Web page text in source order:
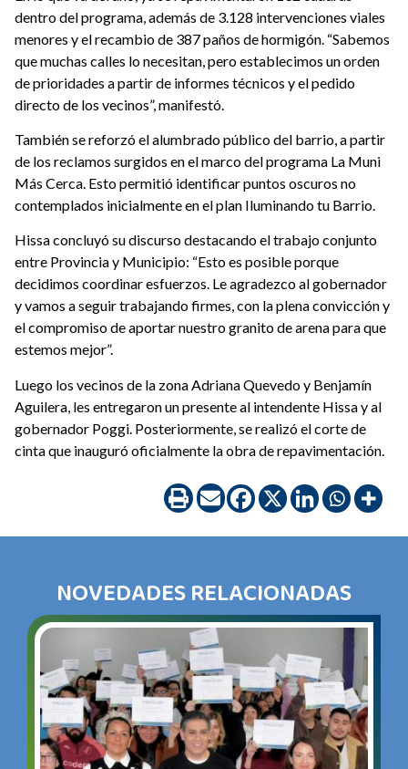
dentro del programa, además de 3.128 intervenciones viales
menores y el recambio de 387 paños de hormigón. “Sabemos
que muchas calles lo necesitan, pero establecimos un orden
de prioridades a partir de informes técnicos y el pedido
directo de los vecinos”, manifestó.
También se reforzó el alumbrado público del barrio, a partir
de los reclamos surgidos en el marco del programa La Muni
Más Cerca. Esto permitió identificar puntos oscuros no
contemplados inicialmente en el plan Iluminando tu Barrio.
Hissa concluyó su discurso destacando el trabajo conjunto
entre Provincia y Municipio: “Esto es posible porque
decidimos coordinar esfuerzos. Le agradezco al gobernador
y vamos a seguir trabajando firmes, con la plena convicción y
el compromiso de aportar nuestro granito de arena para que
estemos mejor”.
Luego los vecinos de la zona Adriana Quevedo y Benjamín
Aguilera, les entregaron un presente al intendente Hissa y al
gobernador Poggi. Posteriormente, se realizó el corte de
cinta que inauguró oficialmente la obra de repavimentación.
NOVEDADES RELACIONADAS